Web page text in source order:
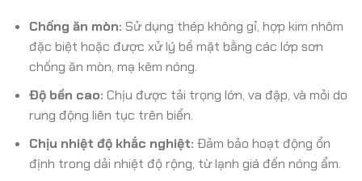
Chống ăn mòn: Sử dụng thép không gỉ, hợp kim nhôm
đặc biệt hoặc được xử lý bề mặt bằng các lớp sơn
chống ăn mòn, mạ kẽm nóng.
Độ bền cao: Chịu được tải trọng lớn, va đập, và mỏi do
rung động liên tục trên biển.
Chịu nhiệt độ khắc nghiệt: Đảm bảo hoạt động ổn
định trong dải nhiệt độ rộng, từ lạnh giá đến nóng ẩm.